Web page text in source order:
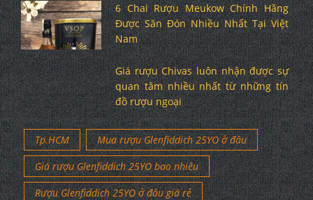
6 Chai Rượu Meukow Chính Hãng
Được Săn Đón Nhiều Nhất Tại Việt
Nam
Giá rượu Chivas luôn nhận được sự
quan tâm nhiều nhất từ những tín
đồ rượu ngoại
Tp.HCM
Mua rượu Glenfiddich 25YO ở đâu
Giá rượu Glenfiddich 25YO bao nhiêu
Rượu Glenfiddich 25YO ở đâu giá rẻ